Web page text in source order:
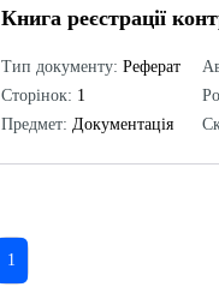
Книга реєстрації
Тип документу: Реферат
Сторінок: 1
Предмет: Документація
1